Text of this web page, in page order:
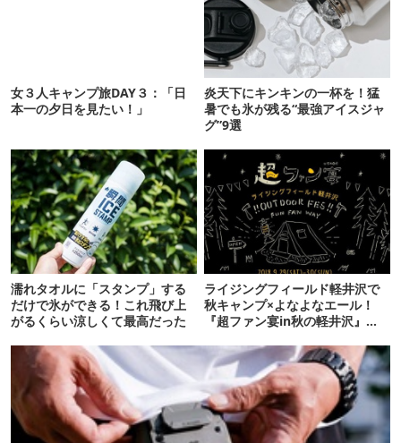
女３人キャンプ旅DAY３：「日
本一の夕日を見たい！」
炎天下にキンキンの一杯を！猛
暑でも氷が残る“最強アイスジャ
グ”9選
濡れタオルに「スタンプ」する
だけで氷ができる！これ飛び上
がるくらい涼しくて最高だった
ライジングフィールド軽井沢で
秋キャンプ×よなよなエール！
『超ファン宴in秋の軽井沢』